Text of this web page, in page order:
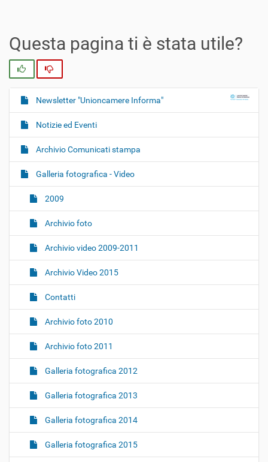
Questa pagina ti è stata utile?
N
a
v
g
a
i
n
Newsletter "Unioncamere Informa"
Notizie ed Eventi
Archivio Comunicati stampa
Galleria fotografica - Video
2009
Archivio foto
Archivio video 2009-2011
Archivio Video 2015
Contatti
Archivio foto 2010
Archivio foto 2011
Galleria fotografica 2012
Galleria fotografica 2013
Galleria fotografica 2014
Galleria fotografica 2015